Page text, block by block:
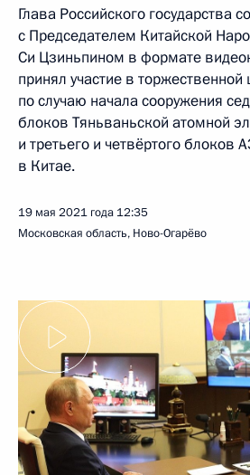
Глава Российского государства
с Председателем Китайской
Си Цзиньпином в формате
принял участие в
по случаю начала сооружения
блоков Тяньваньской атомной
и третьего и четвёртого блоков
в Китае.
19 мая 2021 года 12:35
Московская область, Ново-Огарёво